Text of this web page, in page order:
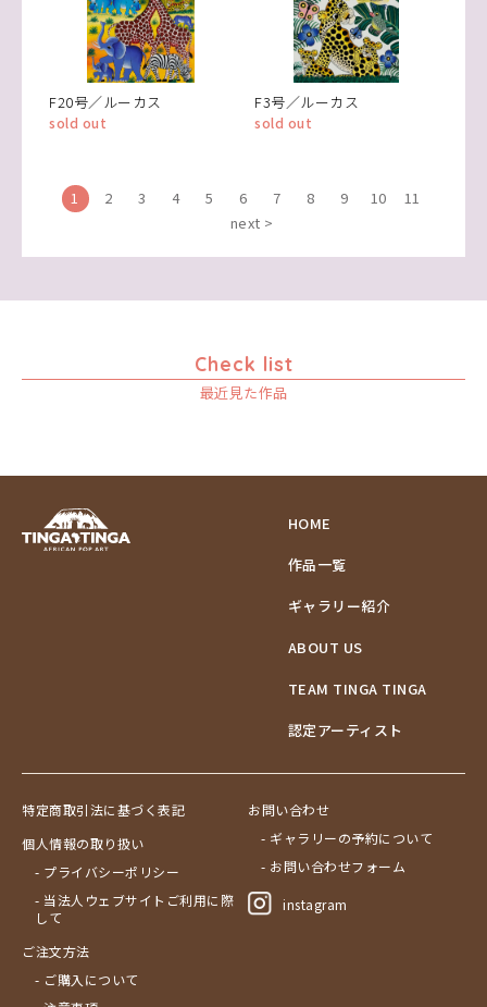
F20号／ルーカス
sold out
F3号／ルーカス
sold out
1 2 3 4 5 6 7 8 9 10
11
next >
Check list
最近見た作品
HOME
作品一覧
ギャラリー紹介
ABOUT US
TEAM TINGA TINGA
認定アーティスト
特定商取引法に基づく表記
個人情報の取り扱い
- プライバシーポリシー
- 当法人ウェブサイトご利用に際
して
ご注文方法
- ご購入について
お問い合わせ
- ギャラリーの予約について
- お問い合わせフォーム
instagram